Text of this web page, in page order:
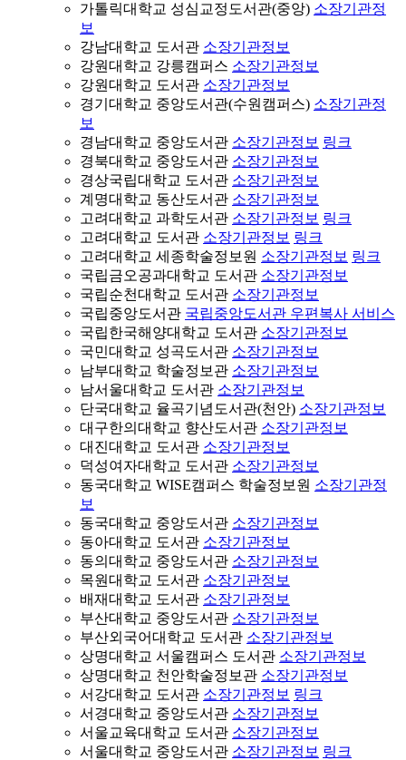
가톨릭대학교 성심교정도서관(중앙) 소장기관정
보
강남대학교 도서관 소장기관정보
강원대학교 강릉캠퍼스 소장기관정보
강원대학교 도서관 소장기관정보
경기대학교 중앙도서관(수원캠퍼스) 소장기관정
보
경남대학교 중앙도서관 소장기관정보 링크
경북대학교 중앙도서관 소장기관정보
경상국립대학교 도서관 소장기관정보
계명대학교 동산도서관 소장기관정보
고려대학교 과학도서관 소장기관정보 링크
고려대학교 도서관 소장기관정보 링크
고려대학교 세종학술정보원 소장기관정보 링크
국립금오공과대학교 도서관 소장기관정보
국립순천대학교 도서관 소장기관정보
국립중앙도서관 국립중앙도서관 우편복사 서비스
국립한국해양대학교 도서관 소장기관정보
국민대학교 성곡도서관 소장기관정보
남부대학교 학술정보관 소장기관정보
남서울대학교 도서관 소장기관정보
단국대학교 율곡기념도서관(천안) 소장기관정보
대구한의대학교 향산도서관 소장기관정보
대진대학교 도서관 소장기관정보
덕성여자대학교 도서관 소장기관정보
동국대학교 WISE캠퍼스 학술정보원 소장기관정
보
동국대학교 중앙도서관 소장기관정보
동아대학교 도서관 소장기관정보
동의대학교 중앙도서관 소장기관정보
목원대학교 도서관 소장기관정보
배재대학교 도서관 소장기관정보
부산대학교 중앙도서관 소장기관정보
부산외국어대학교 도서관 소장기관정보
상명대학교 서울캠퍼스 도서관 소장기관정보
상명대학교 천안학술정보관 소장기관정보
서강대학교 도서관 소장기관정보 링크
서경대학교 중앙도서관 소장기관정보
서울교육대학교 도서관 소장기관정보
서울대학교 중앙도서관 소장기관정보 링크